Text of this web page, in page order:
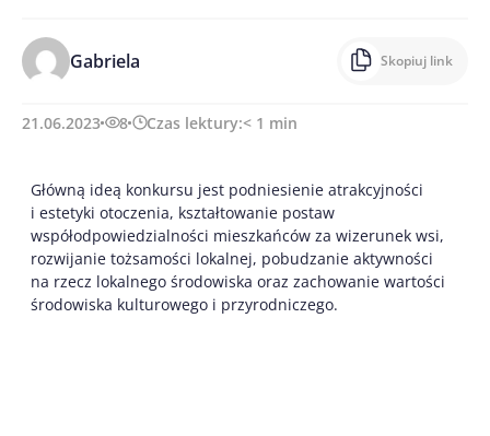
Gabriela Skopiuj link
21.06.2023 8 Czas lektury:< 1 min
Główną ideą konkursu jest podniesienie atrakcyjności
i estetyki otoczenia, kształtowanie postaw
współodpowiedzialności mieszkańców za wizerunek wsi,
rozwijanie tożsamości lokalnej, pobudzanie aktywności
na rzecz lokalnego środowiska oraz zachowanie wartości
środowiska kulturowego i przyrodniczego.